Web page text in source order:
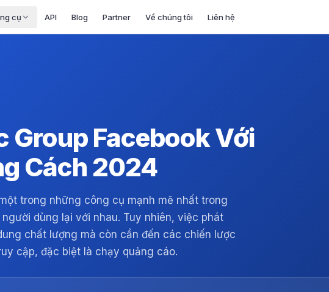
cụ API Blog Partner Về chúng tôi Liên hệ
Group Facebook Với
Cách 2024
trong những công cụ mạnh mẽ nhất trong
dùng lại với nhau. Tuy nhiên, việc phát
chất lượng mà còn cần đến các chiến lược
cập, đặc biệt là chạy quảng cáo.